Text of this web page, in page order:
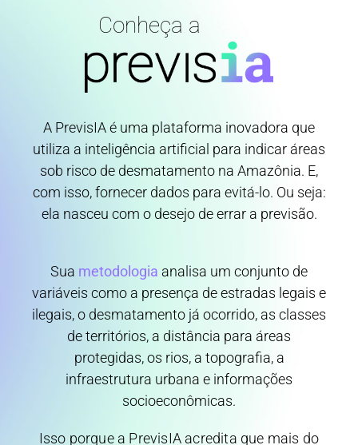
Conheça a
A PrevisIA é uma plataforma inovadora que
utiliza a inteligência artificial para indicar áreas
sob risco de desmatamento na Amazônia. E,
com isso, fornecer dados para evitá-lo. Ou seja:
ela nasceu com o desejo de errar a previsão.
Sua metodologia analisa um conjunto de
variáveis como a presença de estradas legais e
ilegais, o desmatamento já ocorrido, as classes
de territórios, a distância para áreas
protegidas, os rios, a topografia, a
infraestrutura urbana e informações
socioeconômicas.
Isso porque a PrevisIA acredita que mais do